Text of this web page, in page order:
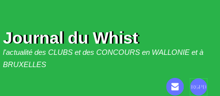
Journal du Whist
l'actualité des CLUBS et des CONCOURS en WALLONIE et à
BRUXELLES